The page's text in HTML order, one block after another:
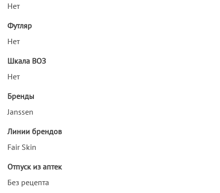
Нет
Футляр
Нет
Шкала ВОЗ
Нет
Бренды
Janssen
Линии брендов
Fair Skin
Отпуск из аптек
Без рецепта